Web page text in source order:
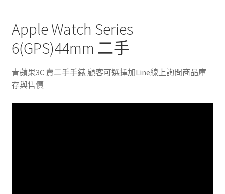
Apple Watch Series
6(GPS)44mm 二手
青蘋果3C 賣二手手錶 顧客可選擇加Line線上詢問商品庫
存與售價